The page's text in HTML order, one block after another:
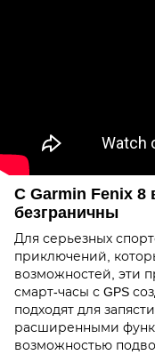
С Garmin Fenix 8
безграничны
Для серьезных
приключений,
возможностей, эти
смарт-часы с GPS
подходят для
расширенными
возможностью